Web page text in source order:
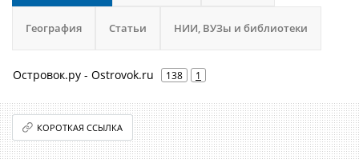
География Статьи НИИ, ВУЗы и библиотеки
Островок.ру - Ostrovok.ru 138 1
КОРОТКАЯ ССЫЛКА